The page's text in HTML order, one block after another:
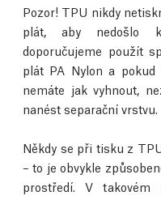
Pozor! TPU nikdy
plát, aby nedošlo
doporučujeme použít
plát PA Nylon a
nemáte jak vyhnout,
nanést separační vrstvu.
Někdy se při tisku z
– to je obvykle
prostředí. V takovém